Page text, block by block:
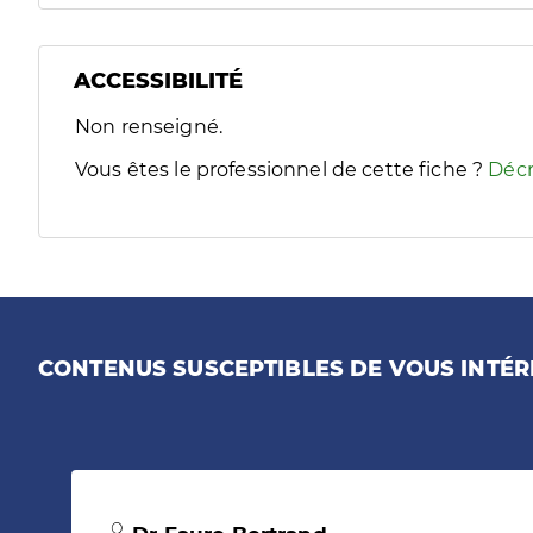
ACCESSIBILITÉ
Filtres
Sélectionnez un ou plusieurs handicaps/besoins
Non renseigné.
Vous êtes le professionnel de cette fiche ?
CONTENUS SUSCEPTIBLES DE VOUS